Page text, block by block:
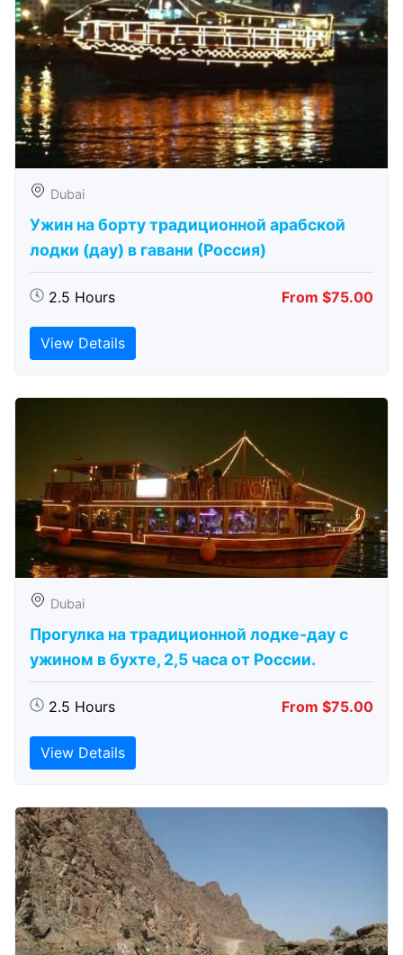
Dubai
Ужин на борту традиционной арабской
лодки (дау) в гавани (Россия)
2.5 Hours From $75.00
View Details
Dubai
Прогулка на традиционной лодке-дау с
ужином в бухте, 2,5 часа от России.
2.5 Hours From $75.00
View Details